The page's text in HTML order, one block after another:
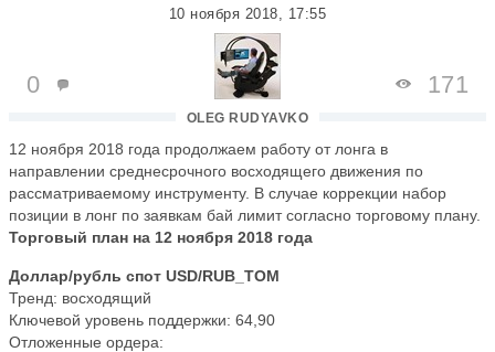
10 ноября 2018, 17:55
OLEG RUDYAVKO
0 171
12 ноября 2018 года продолжаем работу от лонга в
направлении среднесрочного восходящего движения по
рассматриваемому инструменту. В случае коррекции набор
позиции в лонг по заявкам бай лимит согласно торговому плану.
Торговый план на 12 ноября 2018 года
Доллар/рубль спот USD/RUB_TOM
Тренд: восходящий
Ключевой уровень поддержки: 64,90
Отложенные ордера: